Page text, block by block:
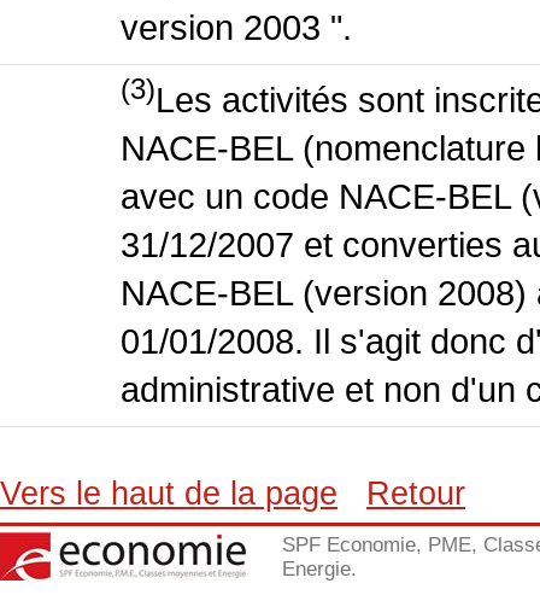
version 2003 ".
(3)Les activités sont
NACE-BEL
avec un code NACE-BEL
31/12/2007 et converties
NACE-BEL (version
01/01/2008. Il s'agit donc
administrative et non d'un
Vers le haut de la page Retour
SPF Economie, PME,
Energie.